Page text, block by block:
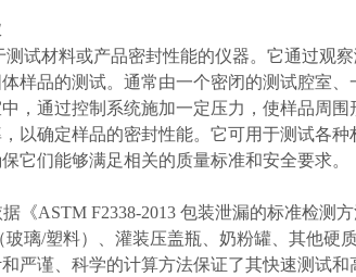
试材料或产品密封性能的仪器。它通过观
样品的测试。通常由一个密闭的测试腔室
，通过控制系统施加一定压力，使样品周
以确定样品的密封性能。它可用于测试各
它们能够满足相关的质量标准和安全要求。
《ASTM F2338-2013 包装泄漏的标准检测
璃/塑料）、灌装压盖瓶、奶粉罐、其他硬
严谨、科学的计算方法保证了其快速测试